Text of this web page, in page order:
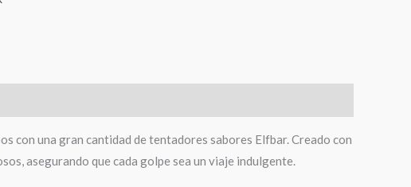
con una gran cantidad de tentadores sabores Elfbar. Creado con
asegurando que cada golpe sea un viaje indulgente.